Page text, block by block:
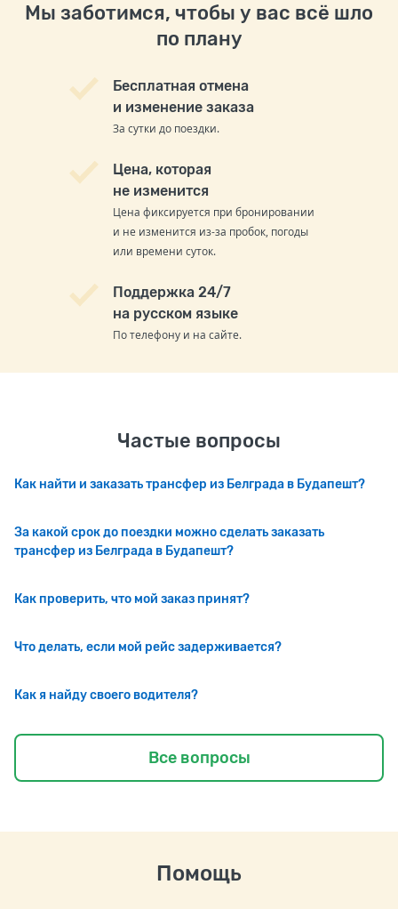
Мы заботимся, чтобы у вас всё шло
по плану
Бесплатная отмена
и изменение заказа
За сутки до поездки.
Цена, которая
не изменится
Цена фиксируется при бронировании
и не изменится из-за пробок, погоды
или времени суток.
Поддержка 24/7
на русском языке
По телефону и на сайте.
Частые вопросы
Как найти и заказать трансфер из Белграда в Будапешт?
За какой срок до поездки можно сделать заказать
трансфер из Белграда в Будапешт?
Как проверить, что мой заказ принят?
Что делать, если мой рейс задерживается?
Как я найду своего водителя?
Все вопросы
Помощь